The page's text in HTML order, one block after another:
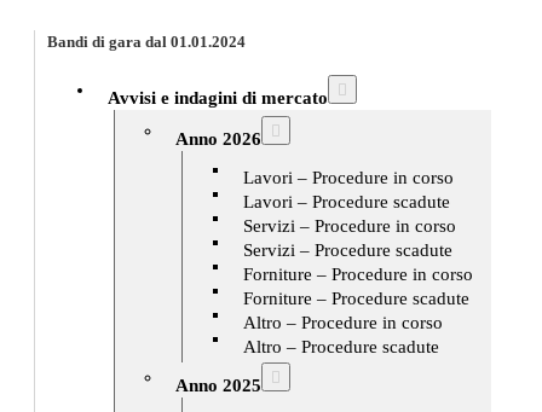
Bandi di gara dal 01.01.2024
Avvisi e indagini di mercato
Anno 2026
Lavori – Procedure in corso
Lavori – Procedure scadute
Servizi – Procedure in corso
Servizi – Procedure scadute
Forniture – Procedure in corso
Forniture – Procedure scadute
Altro – Procedure in corso
Altro – Procedure scadute
Anno 2025